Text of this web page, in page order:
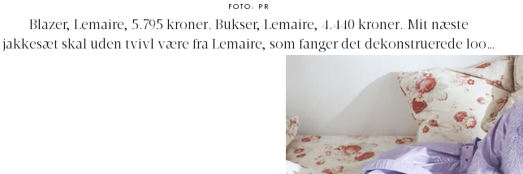
FOTO: PR
Blazer, Lemaire, 5.795 kroner. Bukser, Lemaire, 4.440 kroner. Mit næste
jakkesæt skal uden tvivl være fra Lemaire, som fanger det dekonstruerede look